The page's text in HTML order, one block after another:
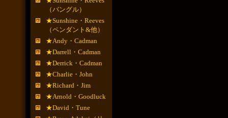
（バングル）
★Sunshine・Reeves
（ペンダント&他）
★Andy・Cadman
★Darrell・Cadman
★Derrick・Cadman
★Charlie・John
★Richard・Jim
★Arnold・Goodluck
★David・Tune